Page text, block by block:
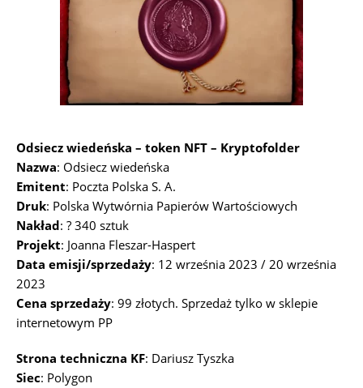
Odsiecz wiedeńska – token NFT – Kryptofolder
Nazwa: Odsiecz wiedeńska
Emitent: Poczta Polska S. A.
Druk: Polska Wytwórnia Papierów Wartościowych
Nakład: ? 340 sztuk
Projekt: Joanna Fleszar-Haspert
Data emisji/sprzedaży: 12 września 2023 / 20 września
2023
Cena sprzedaży: 99 złotych. Sprzedaż tylko w sklepie
internetowym PP
Strona techniczna KF: Dariusz Tyszka
Siec: Polygon